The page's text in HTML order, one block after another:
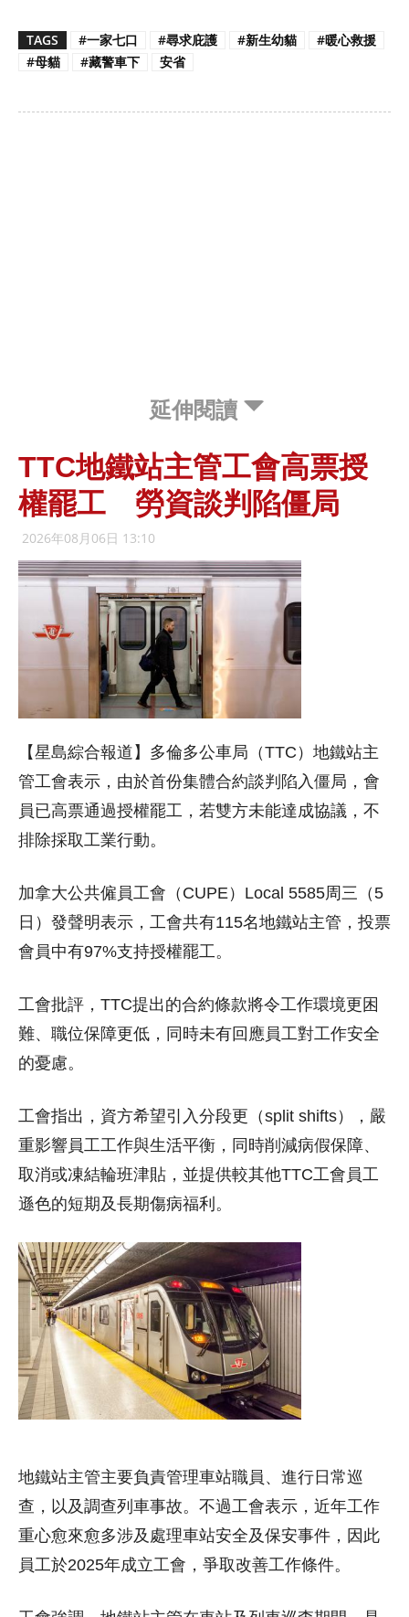
TAGS #一家七口 #尋求庇護 #新生幼貓
#暖心救援
#母貓
#藏警車下 安省
延伸閱讀
TTC地鐵站主管工會高票授
權罷工 勞資談判陷僵局
2026年08月06日 13:10
【星島綜合報道】多倫多公車局（TTC）地鐵站主
管工會表示，由於首份集體合約談判陷入僵局，會
員已高票通過授權罷工，若雙方未能達成協議，不
排除採取工業行動。
加拿大公共僱員工會（CUPE）Local 5585周三（5
日）發聲明表示，工會共有115名地鐵站主管，投票
會員中有97%支持授權罷工。
工會批評，TTC提出的合約條款將令工作環境更困
難、職位保障更低，同時未有回應員工對工作安全
的憂慮。
工會指出，資方希望引入分段更（split shifts），嚴
重影響員工工作與生活平衡，同時削減病假保障、
取消或凍結輪班津貼，並提供較其他TTC工會員工
遜色的短期及長期傷病福利。
地鐵站主管主要負責管理車站職員、進行日常巡
查，以及調查列車事故。不過工會表示，近年工作
重心愈來愈多涉及處理車站安全及保安事件，因此
員工於2025年成立工會，爭取改善工作條件。